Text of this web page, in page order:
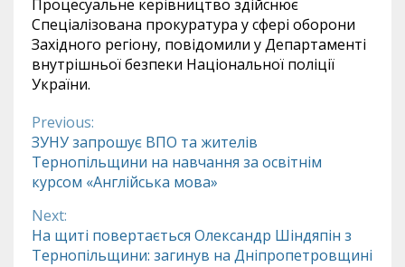
Процесуальне керівництво здійснює
Спеціалізована прокуратура у сфері оборони
Західного регіону, повідомили у Департаменті
внутрішньої безпеки Національної поліції
України.
Continue
Reading
Previous:
ЗУНУ запрошує ВПО та жителів
Тернопільщини на навчання за освітнім
курсом «Англійська мова»
Next:
На щиті повертається Олександр Шіндяпін з
Тернопільщини: загинув на Дніпропетровщині